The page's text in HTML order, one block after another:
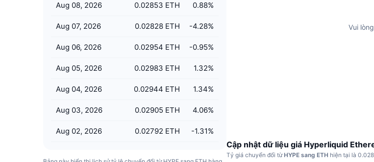
Aug 08, 2026 0.02853 ETH 0.88%
Aug 07, 2026 0.02828 ETH -4.28%
Aug 06, 2026 0.02954 ETH -0.95%
Aug 05, 2026 0.02983 ETH 1.32%
Aug 04, 2026 0.02944 ETH 1.34%
Aug 03, 2026 0.02905 ETH 4.06%
Aug 02, 2026 0.02792 ETH -1.31%
Vui
Cập nhật dữ liệu giá Hyperliquid
Tỷ giá chuyển đổi từ HYPE sang ETH hiện tại là